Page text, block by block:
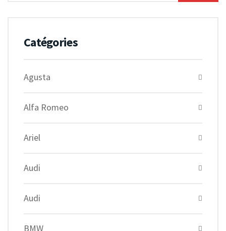
Catégories
Agusta
Alfa Romeo
Ariel
Audi
Audi
BMW